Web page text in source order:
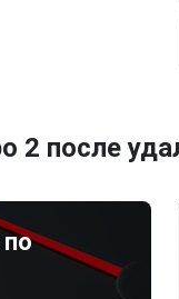
после